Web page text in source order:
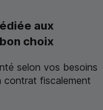
aux
choix
selon vos besoins
contrat fiscalement